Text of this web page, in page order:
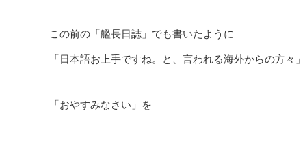
この前の「艦長日誌」でも書いたように
「日本語お上手ですね。と、言われる海外からの方々
「おやすみなさい」を